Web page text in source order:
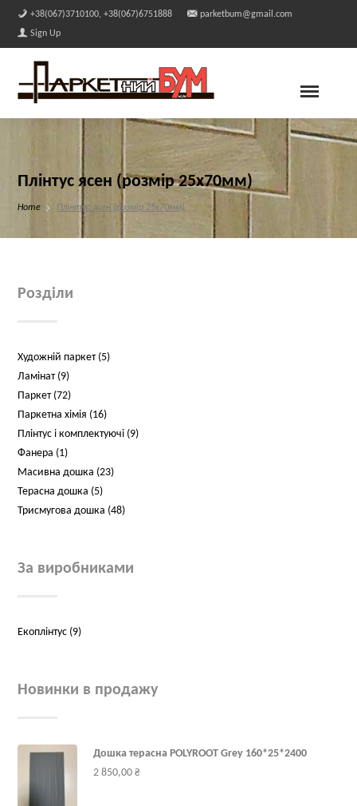
+38(067)3710100, +38(067)6751888
parketbum@gmail.com
Sign Up
Плінтус ясен (розмір 25х70мм)
Home Плінтус ясен (розмір 25х70мм)
Розділи
Художній паркет (5)
Ламінат (9)
Паркет (72)
Паркетна хімія (16)
Плінтус і комплектуючі (9)
Фанера (1)
Масивна дошка (23)
Терасна дошка (5)
Трисмугова дошка (48)
За виробниками
Екоплінтус (9)
Новинки в продажу
Дошка терасна POLYROOT Grey 160*25*2400
2 850,00 ₴